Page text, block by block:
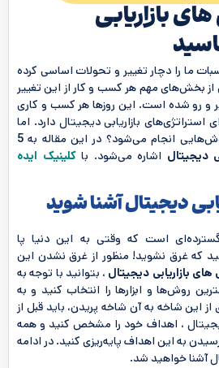
بازاریابی
ما را دچار تغییر و تحولات اساسی کرده
از بخش‌های مهم هر کسب و کار از این تغییر
و رو شده است. این روزها هر کسب و کاری
استراتژی‌های بازاریابی دیجیتال دارد. اما
انجام می‌شود؟ در این مقاله به 5
دیجیتال اشاره می‌شود. باکلینیک ایده
دیجیتال آشنا شوید
است که وقتی به این دنیا پا
که غرق نشوید! منظور از غرق نشدن این
بازاریابی دیجیتال ، بتوانید با توجه به
روش‌ها و ابزارها را انتخاب کنید و به
این شاخه به آن شاخه پریدن، باید قبل از
، اهداف خود را مشخص کنید و همه
به این اهداف پایه‌ریزی کنید. در ادامه
آشنا خواهید شد.